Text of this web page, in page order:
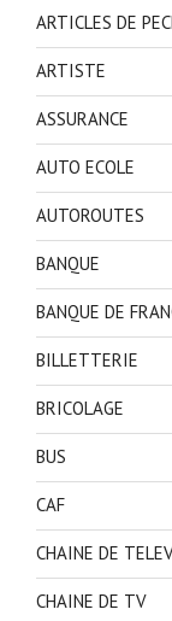
ARTICLES DE
ARTISTE
ASSURANCE
AUTO ECOLE
AUTOROUTES
BANQUE
BANQUE DE
BILLETTERIE
BRICOLAGE
BUS
CAF
CHAINE DE
CHAINE DE TV